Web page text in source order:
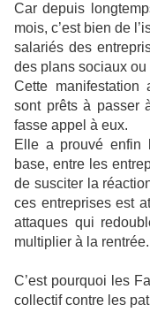
Car depuis
mois, c’est bien de
salariés des
des plans sociaux ou
Cette manifestation
sont prêts à passer
fasse appel à eux.
Elle a prouvé enfin
base, entre les
de susciter la
ces entreprises est
attaques qui
multiplier à la rentrée.
C’est pourquoi les
collectif contre les